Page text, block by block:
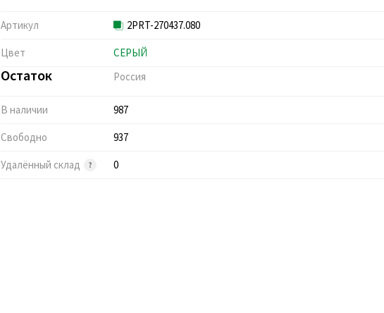
Артикул 2PRT-270437.080
Цвет СЕРЫЙ
Остаток Россия
В наличии 987
Свободно 937
Удалённый склад 0